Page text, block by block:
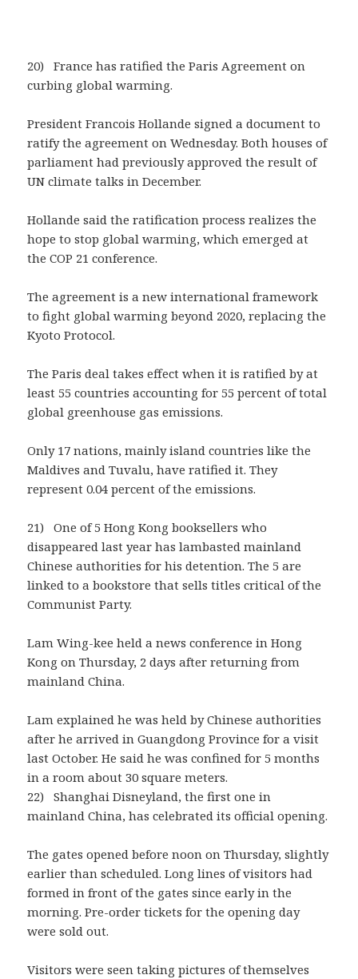
20) France has ratified the Paris Agreement on
curbing global warming.
President Francois Hollande signed a document to
ratify the agreement on Wednesday. Both houses of
parliament had previously approved the result of
UN climate talks in December.
Hollande said the ratification process realizes the
hope to stop global warming, which emerged at
the COP 21 conference.
The agreement is a new international framework
to fight global warming beyond 2020, replacing the
Kyoto Protocol.
The Paris deal takes effect when it is ratified by at
least 55 countries accounting for 55 percent of total
global greenhouse gas emissions.
Only 17 nations, mainly island countries like the
Maldives and Tuvalu, have ratified it. They
represent 0.04 percent of the emissions.
21) One of 5 Hong Kong booksellers who
disappeared last year has lambasted mainland
Chinese authorities for his detention. The 5 are
linked to a bookstore that sells titles critical of the
Communist Party.
Lam Wing-kee held a news conference in Hong
Kong on Thursday, 2 days after returning from
mainland China.
Lam explained he was held by Chinese authorities
after he arrived in Guangdong Province for a visit
last October. He said he was confined for 5 months
in a room about 30 square meters.
22) Shanghai Disneyland, the first one in
mainland China, has celebrated its official opening.
The gates opened before noon on Thursday, slightly
earlier than scheduled. Long lines of visitors had
formed in front of the gates since early in the
morning. Pre-order tickets for the opening day
were sold out.
Visitors were seen taking pictures of themselves